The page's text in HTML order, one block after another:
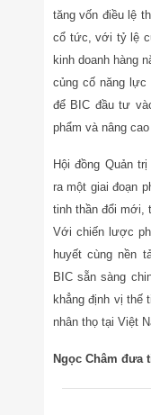
tăng vốn điều lệ
cổ tức, với tỷ lệ
kinh doanh hàng
củng cố năng lực
để BIC đầu tư
phẩm và nâng
Hội đồng Quản
ra một giai đoạn
tinh thần đổi mới,
Với chiến lược
huyết cùng nền
BIC sẵn sàng
khẳng định vị thế
nhân thọ tại Việt
Ngọc Châm đưa